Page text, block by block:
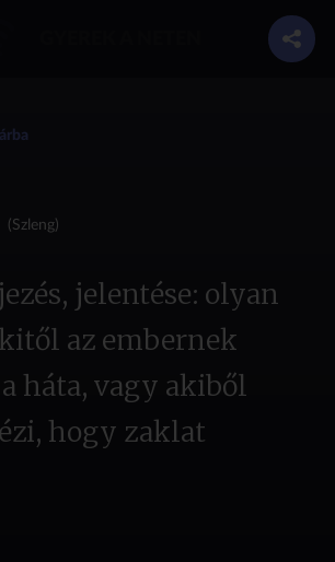
(Szleng)
jelentése: olyan
az embernek
háta, vagy akiből
hogy zaklat